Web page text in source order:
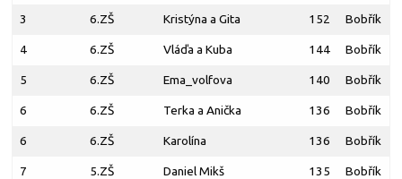
3 6.ZŠ Kristýna a Gita 152 Bobřík
4 6.ZŠ Vláďa a Kuba 144 Bobřík
5 6.ZŠ Ema_volfova 140 Bobřík
6 6.ZŠ Terka a Anička 136 Bobřík
6 6.ZŠ Karolína 136 Bobřík
7 5.ZŠ Daniel Mikš 135 Bobřík